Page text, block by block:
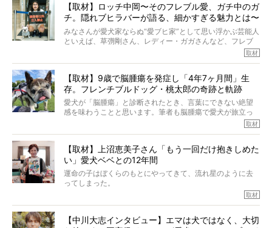
【取材】ロッチ中岡〜そのフレブル愛、ガチ中のガ
チ。隠れブヒラバーが語る、細かすぎる魅力とは〜
【前編】
みなさんが愛犬家ならぬ“愛ブヒ家”として思い浮かぶ芸能人
といえば、草彅剛さん、レディー・ガガさんなど、フレブ
ルを飼っている方が多いと思います。が、ロッチ中岡さん
んのインスタグラムを覗くと、たくさんのフレブルアカウ
ントがフォローされていて、わが『FRENCH BULLDOG
LIFE』モデルのnicoやトーラスも、その中の一頭。
そんな中岡さんに、フレブルの魅力を語っていただきまし
た。そのブヒ愛っぷりは、思ってた以上！ ガチ中のガチ
取材
【取材】9歳で脳腫瘍を発症し「4年7ヶ月間」生
存。フレンチブルドッグ・桃太郎の奇跡と軌跡
愛犬が「脳腫瘍」と診断されたとき、言葉にできない絶望
感を味わうことと思います。筆者も脳腫瘍で愛犬が旅立っ
たひとり。だからこそ、どれほど厄介で困難な病気かを理
ところが、フレンチブルドッグの桃太郎は9歳で脳腫瘍を発
症し、なんと4年7ヶ月間も生き抜いたのです。旅立ったと
きの年齢は13歳と11ヶ月、レジェンド級のレジェンドでし
た。さらには、治療後3年間は一度も発作が起きなかったと
いいます。
この事実はフレンチブルドッグだけでなく、脳腫瘍と闘う
太郎のオーナーである佐藤さんご夫婦に、治療の選択やケ
取材
【取材】上沼恵美子さん「もう一回だけ抱きしめた
い」愛犬ベベとの12年間
運命の子はぼくらのもとにやってきて、流れ星のように去
ってしまった。
り添いたいと思う。
取材
【中川大志インタビュー】エマは犬ではなく、大切